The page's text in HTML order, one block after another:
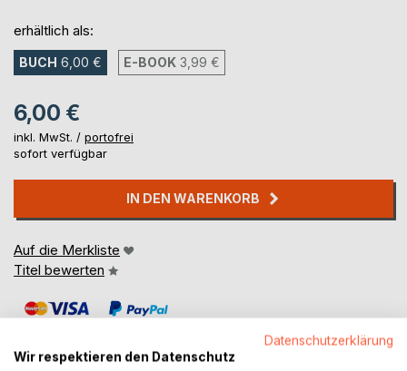
erhältlich als:
BUCH 6,00 € E-BOOK 3,99 €
6,00 €
inkl. MwSt. / portofrei
sofort verfügbar
IN DEN WARENKORB
Auf die Merkliste
Titel bewerten
Datenschutzerklärung
Wir respektieren den Datenschutz